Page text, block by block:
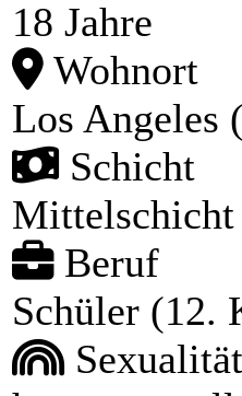
18 Jahre
Wohnort
Los Angeles
Schicht
Mittelschicht
Beruf
Schüler (12.
Sexualität